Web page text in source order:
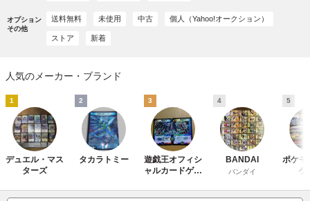
オプション
その他
送料無料 未使用 中古 個人（Yahoo!オークション）
ストア 新着
人気のメーカー・ブランド
1
デュエル・マス
ターズ
2
タカラトミー
3
遊戯王オフィシ
ャルカードゲー
ンスターズ
4
BANDAI
バンダイ
5
ポケモ
ゲ